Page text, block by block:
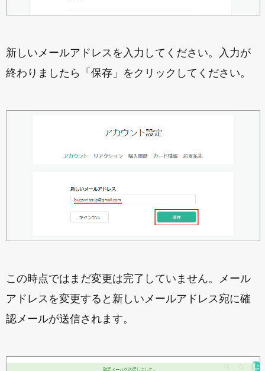
新しいメールアドレスを入力してください。入力が
終わりましたら「保存」をクリックしてください。
この時点ではまだ変更は完了していません。メール
アドレスを変更すると新しいメールアドレス宛に確
認メールが送信されます。